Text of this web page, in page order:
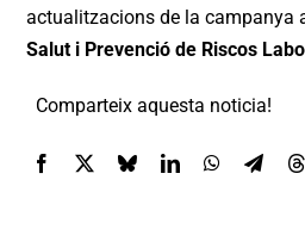
actualitzacions de la campanya
Salut i Prevenció de Riscos
Comparteix aquesta noticia!